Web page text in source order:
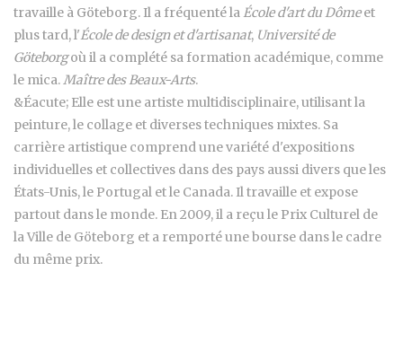
travaille à Göteborg. Il a fréquenté laÉcole d'art du Dômeet
plus tard, l'École de design et d'artisanat, Université de
Göteborgoù il a complété sa formation académique, comme
le mica.Maître des Beaux-Arts.
&Éacute; Elle est une artiste multidisciplinaire, utilisant la
peinture, le collage et diverses techniques mixtes. Sa
carrière artistique comprend une variété d'expositions
individuelles et collectives dans des pays aussi divers que les
États-Unis, le Portugal et le Canada. Il travaille et expose
partout dans le monde. En 2009, il a reçu le Prix Culturel de
la Ville de Göteborg et a remporté une bourse dans le cadre
du même prix.